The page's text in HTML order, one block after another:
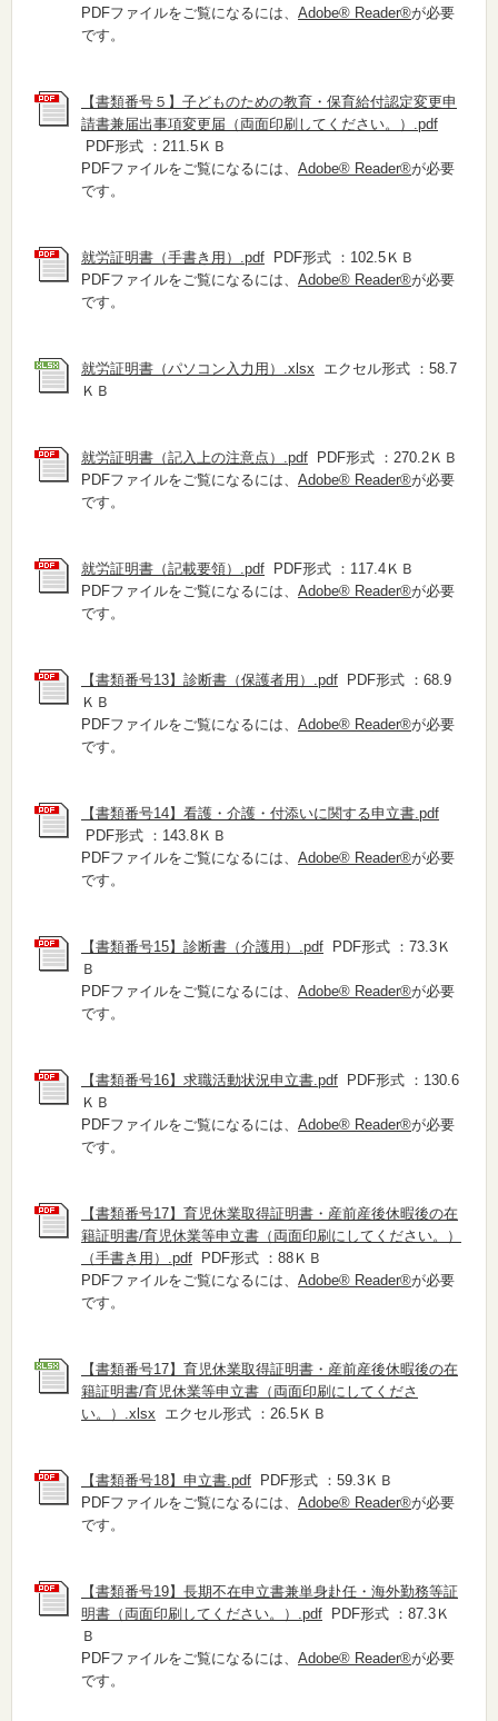
PDFファイルをご覧になるには、 Adobe® Reader®が必要
です。
【書類番号５】子どものための教育・保育給付認定変更申
請書兼届出事項変更届（両面印刷してください。）.pdf
PDF形式 ：211.5ＫＢ
PDFファイルをご覧になるには、 Adobe® Reader®が必要
です。
就労証明書（手書き用）.pdf PDF形式 ：102.5ＫＢ
PDFファイルをご覧になるには、 Adobe® Reader®が必要
です。
就労証明書（パソコン入力用）.xlsx エクセル形式 ：58.7
ＫＢ
就労証明書（記入上の注意点）.pdf PDF形式 ：270.2ＫＢ
PDFファイルをご覧になるには、 Adobe® Reader®が必要
です。
就労証明書（記載要領）.pdf PDF形式 ：117.4ＫＢ
PDFファイルをご覧になるには、 Adobe® Reader®が必要
です。
【書類番号13】診断書（保護者用）.pdf PDF形式 ：68.9
ＫＢ
PDFファイルをご覧になるには、 Adobe® Reader®が必要
です。
【書類番号14】看護・介護・付添いに関する申立書.pdf
PDF形式 ：143.8ＫＢ
PDFファイルをご覧になるには、 Adobe® Reader®が必要
です。
【書類番号15】診断書（介護用）.pdf PDF形式 ：73.3Ｋ
Ｂ
PDFファイルをご覧になるには、 Adobe® Reader®が必要
です。
【書類番号16】求職活動状況申立書.pdf PDF形式 ：130.6
ＫＢ
PDFファイルをご覧になるには、 Adobe® Reader®が必要
です。
【書類番号17】育児休業取得証明書・産前産後休暇後の在
籍証明書/育児休業等申立書（両面印刷にしてください。）
（手書き用）.pdf PDF形式 ：88ＫＢ
PDFファイルをご覧になるには、 Adobe® Reader®が必要
です。
【書類番号17】育児休業取得証明書・産前産後休暇後の在
籍証明書/育児休業等申立書（両面印刷にしてくださ
い。）.xlsx エクセル形式 ：26.5ＫＢ
【書類番号18】申立書.pdf PDF形式 ：59.3ＫＢ
PDFファイルをご覧になるには、 Adobe® Reader®が必要
です。
【書類番号19】長期不在申立書兼単身赴任・海外勤務等証
明書（両面印刷してください。）.pdf PDF形式 ：87.3Ｋ
Ｂ
PDFファイルをご覧になるには、 Adobe® Reader®が必要
です。